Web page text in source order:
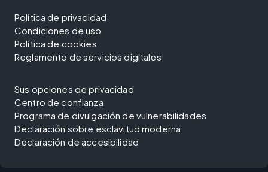
Política de privacidad
Condiciones de uso
Política de cookies
Reglamento de servicios digitales
Sus opciones de privacidad
Centro de confianza
Programa de divulgación de vulnerabilidades
Declaración sobre esclavitud moderna
Declaración de accesibilidad